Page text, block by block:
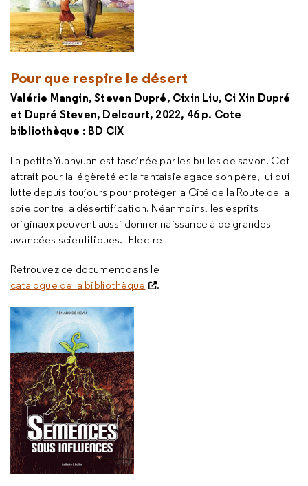
Pour que respire le désert
Valérie Mangin, Steven Dupré, Cixin Liu, Ci Xin Dupré
et Dupré Steven, Delcourt, 2022, 46 p. Cote
bibliothèque : BD CIX
La petite Yuanyuan est fascinée par les bulles de savon. Cet
attrait pour la légèreté et la fantaisie agace son père, lui qui
lutte depuis toujours pour protéger la Cité de la Route de la
soie contre la désertification. Néanmoins, les esprits
originaux peuvent aussi donner naissance à de grandes
avancées scientifiques. [Electre]
Retrouvez ce document dans le
catalogue de la bibliothèque
.